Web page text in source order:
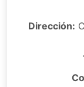
Dirección: